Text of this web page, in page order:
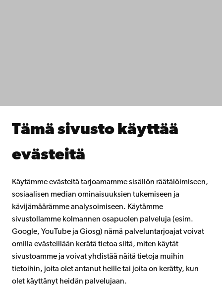
Tämä sivusto käyttää
evästeitä
Käytämme evästeitä tarjoamamme sisällön räätälöimiseen,
sosiaalisen median ominaisuuksien tukemiseen ja
kävijämäärämme analysoimiseen. Käytämme
sivustollamme kolmannen osapuolen palveluja (esim.
Google, YouTube ja Giosg) nämä palveluntarjoajat voivat
omilla evästeillään kerätä tietoa siitä, miten käytät
sivustoamme ja voivat yhdistää näitä tietoja muihin
tietoihin, joita olet antanut heille tai joita on kerätty, kun
olet käyttänyt heidän palvelujaan.
Åbo Akademin kirjasto
Lahjoita Åbo Akademille
Åbo Akademista
Facebook Instagram YouTube LinkedIn Blog Snapchat